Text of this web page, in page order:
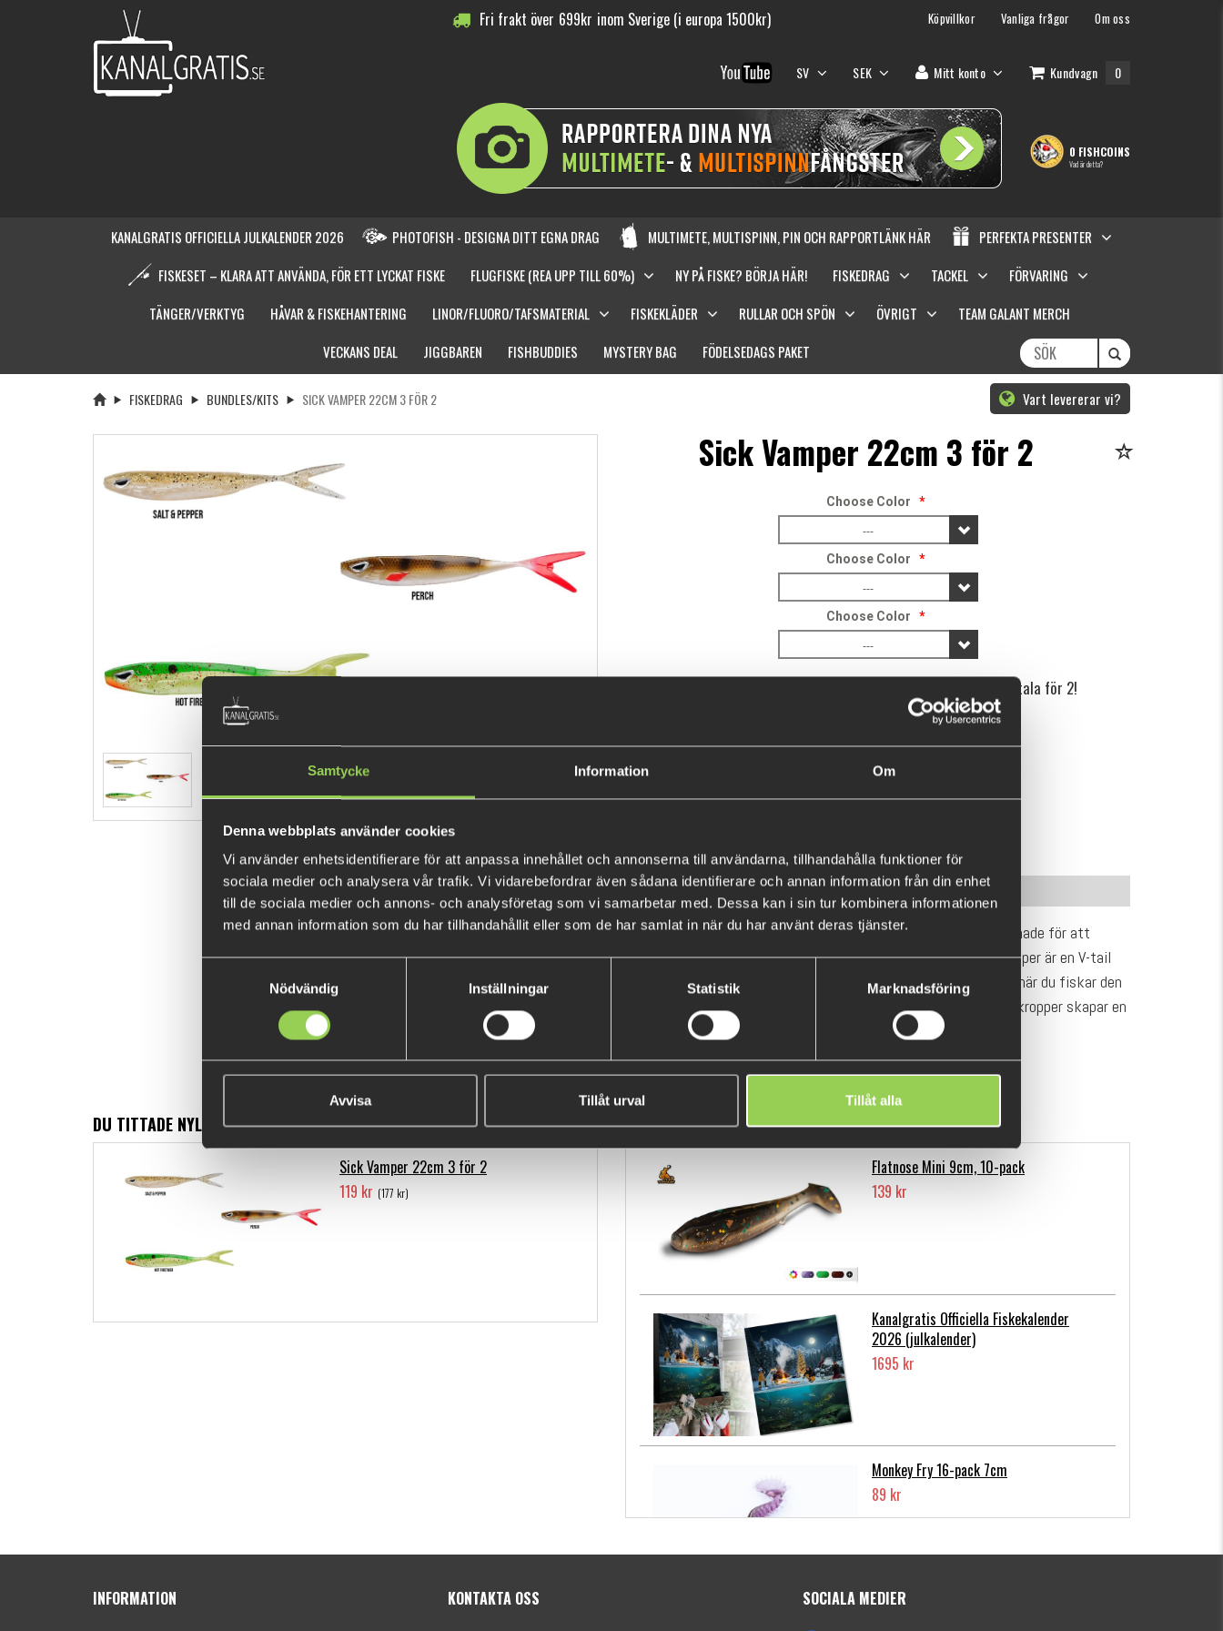
Samtycke Information Om
Denna webbplats använder cookies
Vi använder enhetsidentifierare för att anpassa innehållet och annonserna till användarna, tillhandahålla funktioner för
sociala medier och analysera vår trafik. Vi vidarebefordrar även sådana identifierare och annan information från din enhet
till de sociala medier och annons- och analysföretag som vi samarbetar med. Dessa kan i sin tur kombinera informationen
med annan information som du har tillhandahållit eller som de har samlat in när du har använt deras tjänster.
Nödvändig
Inställningar Statistik Marknadsföring
Avvisa Tillåt urval Tillåt alla
Fri frakt över 699kr inom Sverige (i europa 1500kr) Köpvillkor Vanliga frågor Om oss
SV SEK Mitt konto Kundvagn 0
0 FISHCOINS
Vad är detta?
KANALGRATIS OFFICIELLA JULKALENDER 2026 PHOTOFISH - DESIGNA DITT EGNA DRAG MULTIMETE, MULTISPINN, PIN OCH RAPPORTLÄNK HÄR
PERFEKTA PRESENTER
FISKESET – KLARA ATT ANVÄNDA, FÖR ETT LYCKAT FISKE
FLUGFISKE (REA UPP TILL 60%) NY PÅ FISKE? BÖRJA HÄR! FISKEDRAG TACKEL
FÖRVARING
TÄNGER/VERKTYG
HÅVAR & FISKEHANTERING LINOR/FLUORO/TAFSMATERIAL FISKEKLÄDER RULLAR OCH SPÖN ÖVRIGT
TEAM GALANT MERCH
VECKANS DEAL
JIGGBAREN FISHBUDDIES MYSTERY BAG FÖDELSEDAGS PAKET
FISKEDRAG BUNDLES/KITS SICK VAMPER 22CM 3 FÖR 2 Vart levererar vi?
Sick Vamper 22cm 3 för 2
Choose Color *
---
Choose Color *
---
Choose Color *
---
Välj 3 av dina favorit färger på Sick Vamper 22 cm och betala för 2!
Den här produkten ger dig 238 fishcoins nu!
Vad är detta?
119 kr
INFORMATION
Berkley Sick serien är en familj på 6 olika typer av beten, designade för att
täcka alla situationer du kan tänka mötas på vattnet. Sick Vamper är en V-tail
med en tjock kropp. Den smala tailen gör en fin vågande action när du fiskar den
dropshot eller på ett jigghuvud. Den triangelformade formen av kropper skapar en
"belly flashing" action när betet är fiskat aggresivt. Fiska det genom gräs med
en offset krok eller använd den som mjukt jerkbait.
• Extremt allround
DU TITTADE NYLIGEN PÅ
Sick Vamper 22cm 3 för 2
119 kr (177 kr)
POPULÄRA PRODUKTER
Flatnose Mini 9cm, 10-pack
139 kr
Kanalgratis Officiella Fiskekalender
2026 (julkalender)
1695 kr
Monkey Fry 16-pack 7cm
89 kr
INFORMATION KONTAKTA OSS SOCIALA MEDIER